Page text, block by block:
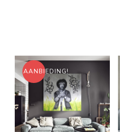
AANBIEDING!